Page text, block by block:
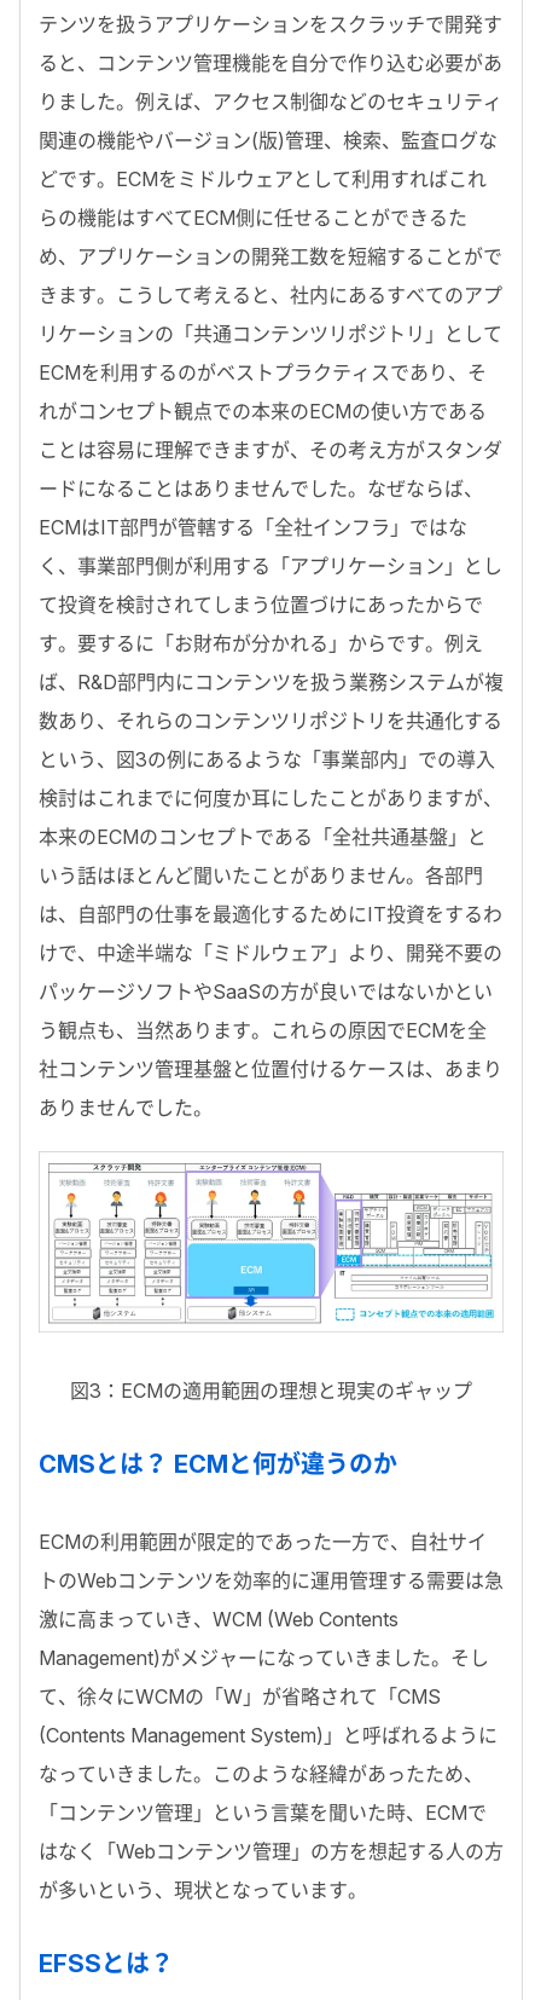
テンツを扱うアプリケーションをスクラッチで開発す
ると、コンテンツ管理機能を自分で作り込む必要があ
りました。例えば、アクセス制御などのセキュリティ
関連の機能やバージョン(版)管理、検索、監査ログな
どです。ECMをミドルウェアとして利用すればこれ
らの機能はすべてECM側に任せることができるた
め、アプリケーションの開発工数を短縮することがで
きます。こうして考えると、社内にあるすべてのアプ
リケーションの「共通コンテンツリポジトリ」として
ECMを利用するのがベストプラクティスであり、そ
れがコンセプト観点での本来のECMの使い方である
ことは容易に理解できますが、その考え方がスタンダ
ードになることはありませんでした。なぜならば、
ECMはIT部門が管轄する「全社インフラ」ではな
く、事業部門側が利用する「アプリケーション」とし
て投資を検討されてしまう位置づけにあったからで
す。要するに「お財布が分かれる」からです。例え
ば、R&D部門内にコンテンツを扱う業務システムが複
数あり、それらのコンテンツリポジトリを共通化する
という、図3の例にあるような「事業部内」での導入
検討はこれまでに何度か耳にしたことがありますが、
本来のECMのコンセプトである「全社共通基盤」と
いう話はほとんど聞いたことがありません。各部門
は、自部門の仕事を最適化するためにIT投資をするわ
けで、中途半端な「ミドルウェア」より、開発不要の
パッケージソフトやSaaSの方が良いではないかとい
う観点も、当然あります。これらの原因でECMを全
社コンテンツ管理基盤と位置付けるケースは、あまり
ありませんでした。
図3：ECMの適用範囲の理想と現実のギャップ
CMSとは？ ECMと何が違うのか
ECMの利用範囲が限定的であった一方で、自社サイ
トのWebコンテンツを効率的に運用管理する需要は急
激に高まっていき、WCM (Web Contents
Management)がメジャーになっていきました。そし
て、徐々にWCMの「W」が省略されて「CMS
(Contents Management System)」と呼ばれるように
なっていきました。このような経緯があったため、
「コンテンツ管理」という言葉を聞いた時、ECMで
はなく「Webコンテンツ管理」の方を想起する人の方
が多いという、現状となっています。
EFSSとは？